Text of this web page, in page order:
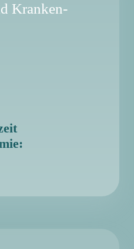
Kranken-